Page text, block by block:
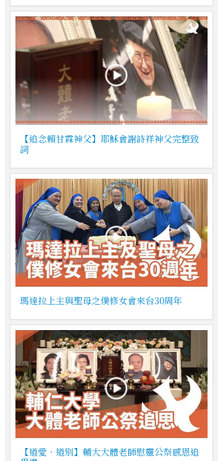
【追念賴甘霖神父】耶穌會謝詩祥神父完整致
詞
瑪達拉上主與聖母之僕修女會來台30周年
【道愛．道別】輔大大體老師慰靈公祭感恩追